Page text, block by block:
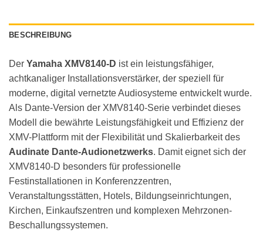
BESCHREIBUNG
Der Yamaha XMV8140-D ist ein leistungsfähiger,
achtkanaliger Installationsverstärker, der speziell für
moderne, digital vernetzte Audiosysteme entwickelt wurde.
Als Dante-Version der XMV8140-Serie verbindet dieses
Modell die bewährte Leistungsfähigkeit und Effizienz der
XMV-Plattform mit der Flexibilität und Skalierbarkeit des
Audinate Dante-Audio­netzwerks. Damit eignet sich der
XMV8140-D besonders für professionelle
Festinstallationen in Konferenzzentren,
Veranstaltungsstätten, Hotels, Bildungseinrichtungen,
Kirchen, Einkaufszentren und komplexen Mehrzonen-
Beschallungssystemen.